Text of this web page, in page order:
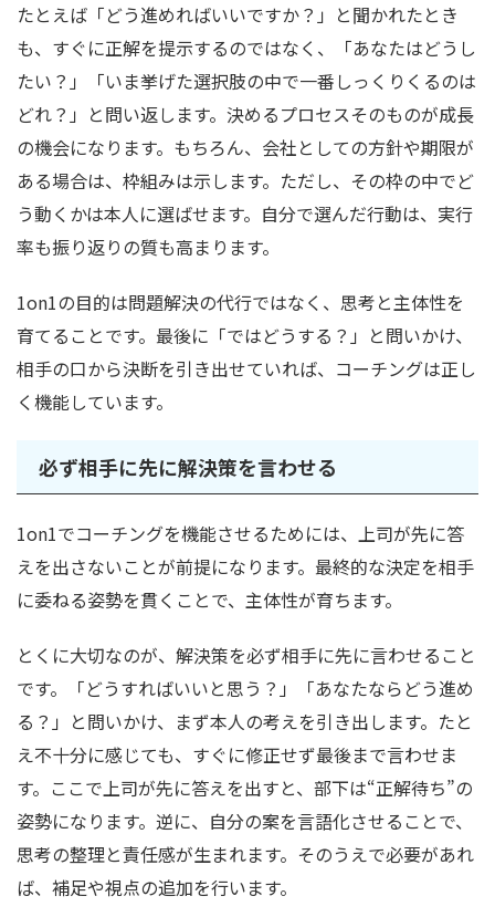
たとえば「どう進めればいいですか？」と聞かれたとき
も、すぐに正解を提示するのではなく、「あなたはどうし
たい？」「いま挙げた選択肢の中で一番しっくりくるのは
どれ？」と問い返します。決めるプロセスそのものが成長
の機会になります。もちろん、会社としての方針や期限が
ある場合は、枠組みは示します。ただし、その枠の中でど
う動くかは本人に選ばせます。自分で選んだ行動は、実行
率も振り返りの質も高まります。
1on1の目的は問題解決の代行ではなく、思考と主体性を
育てることです。最後に「ではどうする？」と問いかけ、
相手の口から決断を引き出せていれば、コーチングは正し
く機能しています。
必ず相手に先に解決策を言わせる
1on1でコーチングを機能させるためには、上司が先に答
えを出さないことが前提になります。最終的な決定を相手
に委ねる姿勢を貫くことで、主体性が育ちます。
とくに大切なのが、解決策を必ず相手に先に言わせること
です。「どうすればいいと思う？」「あなたならどう進め
る？」と問いかけ、まず本人の考えを引き出します。たと
え不十分に感じても、すぐに修正せず最後まで言わせま
す。ここで上司が先に答えを出すと、部下は“正解待ち”の
姿勢になります。逆に、自分の案を言語化させることで、
思考の整理と責任感が生まれます。そのうえで必要があれ
ば、補足や視点の追加を行います。